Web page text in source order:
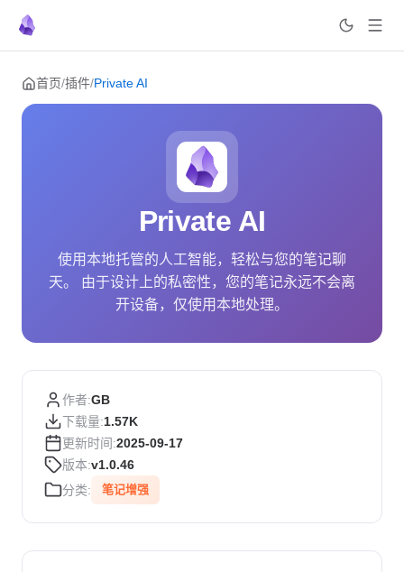
Skip to content
首页/插件/Private AI
Private AI
使用本地托管的人工智能，轻松与您的笔记聊
天。 由于设计上的私密性，您的笔记永远不会离
开设备，仅使用本地处理。
作者:GB
下载量:1.57K
更新时间:2025-09-17
版本:v1.0.46
分类:
笔记增强